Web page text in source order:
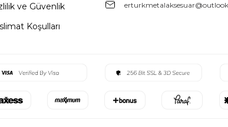
ve Güvenlik
Koşulları